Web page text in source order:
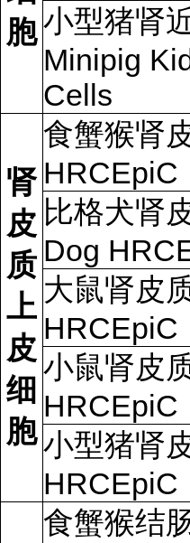
胞小型猪肾
Minipig
Cells
肾
皮
质
上
皮
细
胞
食蟹猴肾
HRCEpiC
比格犬肾
Dog
大鼠肾皮
HRCEpiC
小鼠肾皮
HRCEpiC
小型猪肾
HRCEpiC
食蟹猴结